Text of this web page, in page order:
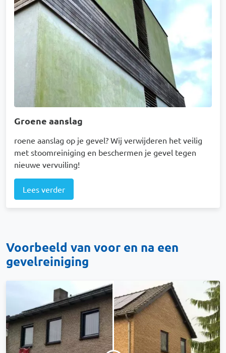
Groene aanslag
roene aanslag op je gevel? Wij verwijderen het veilig
met stoomreiniging en beschermen je gevel tegen
nieuwe vervuiling!
Lees verder
Voorbeeld van voor en na een
gevelreiniging